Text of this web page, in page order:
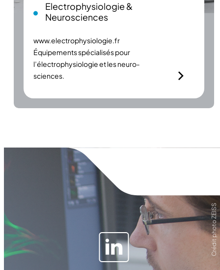
Electrophysiologie &
Neurosciences
www.electrophysiologie.fr
Équipements spécialisés pour
l’électrophysiologie et les neuro­
sciences.
Crédit photo ZEISS